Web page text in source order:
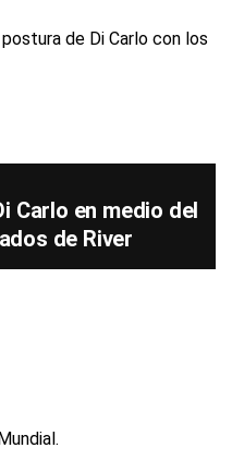
Carlo en medio del
de River